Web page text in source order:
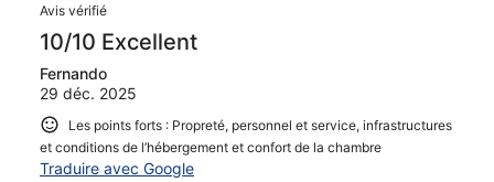
Avis vérifié
10/10 Excellent
Fernando
29 déc. 2025
Les points forts : Propreté, personnel et service, infrastructures
et conditions de l’hébergement et confort de la chambre
Traduire avec Google